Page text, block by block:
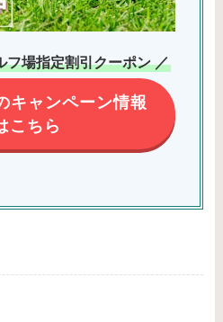
フ場指定割引クーポン ／
キャンペーン情報
こちら